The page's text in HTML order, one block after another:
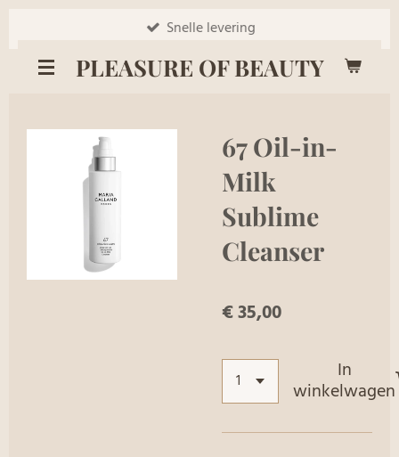
PLEASURE OF BEAUTY
Snelle levering
67 Oil-in-
Milk
Sublime
Cleanser
€ 35,00
In
winkelwagen